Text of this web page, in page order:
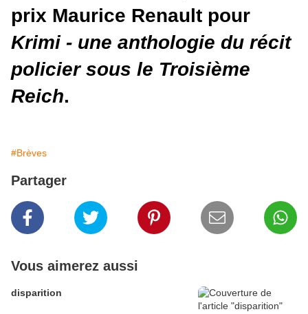
prix Maurice Renault pour
Krimi - une anthologie du récit
policier sous le Troisième
Reich.
#Brèves
Partager
Vous aimerez aussi
disparition